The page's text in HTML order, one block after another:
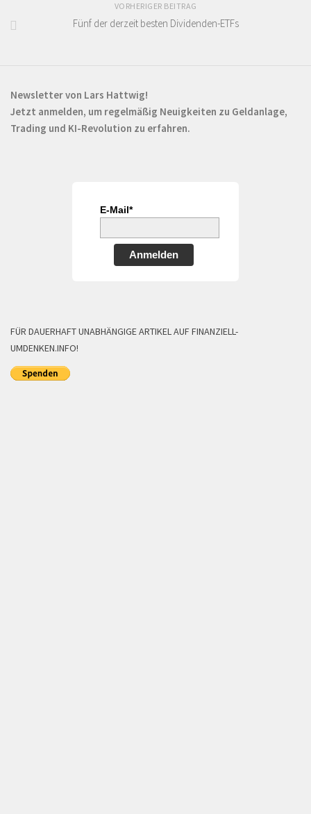
VORHERIGER BEITRAG
Fünf der derzeit besten Dividenden-ETFs
Newsletter von Lars Hattwig!
Jetzt anmelden, um regelmäßig Neuigkeiten zu Geldanlage,
Trading und KI-Revolution zu erfahren.
E-Mail*
Anmelden
FÜR DAUERHAFT UNABHÄNGIGE ARTIKEL AUF FINANZIELL-
UMDENKEN.INFO!